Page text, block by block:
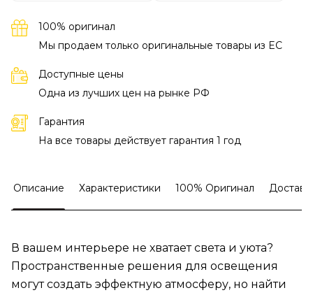
100% оригинал
Мы продаем только оригинальные товары из EC
Доступные цены
Одна из лучших цен на рынке РФ
Гарантия
На все товары действует гарантия 1 год
Описание Характеристики 100% Оригинал
В вашем интерьере не хватает света и уюта?
Пространственные решения для освещения
могут создать эффектную атмосферу, но найти